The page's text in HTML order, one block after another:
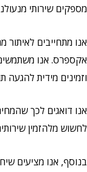
מספקים שירותי
אנו מתחייבים
אקספרס. אנו
וזמינים מידית להגעה תוך 20 דקות
אנו דואגים לכך
לחשוש מלהזמין
בנוסף, אנו מציעים